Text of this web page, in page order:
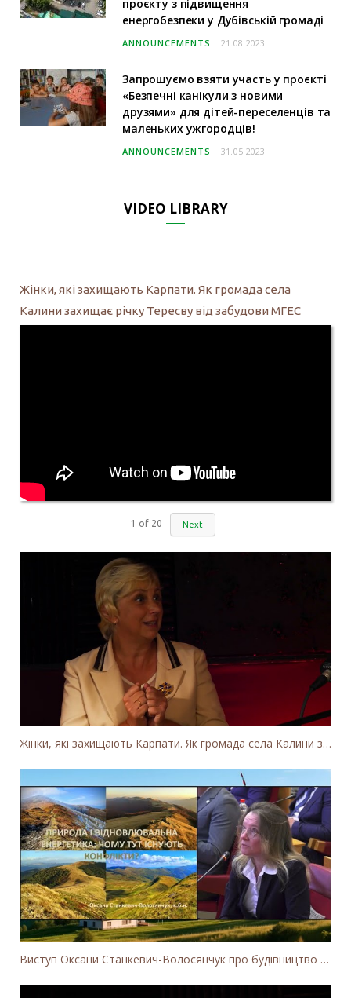
проєкту з підвищення
енергобезпеки у Дубівській громаді
ANNOUNCEMENTS 21.08.2023
Запрошуємо взяти участь у проєкті
«Безпечні канікули з новими
друзями» для дітей-переселенців та
маленьких ужгородців!
ANNOUNCEMENTS 31.05.2023
VIDEO LIBRARY
Жінки, які захищають Карпати. Як громада села
Калини захищає річку Тересву від забудови МГЕС
1 of 20 Next
Жінки, які захищають Карпати. Як громада села Калини захищає річку Тересву від забудови МГЕС
Виступ Оксани Станкевич-Волосянчук про будівництво вітропарків у Закарпатській області